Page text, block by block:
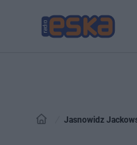
Jasnowidz